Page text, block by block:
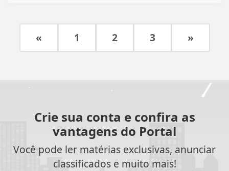
« 1 2 3 »
Crie sua conta e confira as
vantagens do Portal
Você pode ler matérias exclusivas, anunciar
classificados e muito mais!